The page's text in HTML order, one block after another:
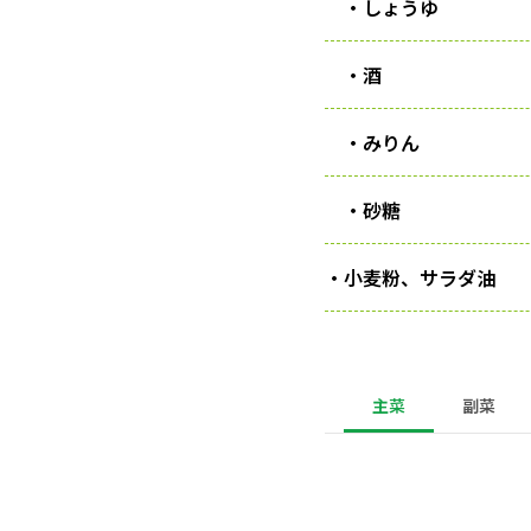
・しょうゆ
・酒
・みりん
・砂糖
・小麦粉、サラダ油
主菜 副菜